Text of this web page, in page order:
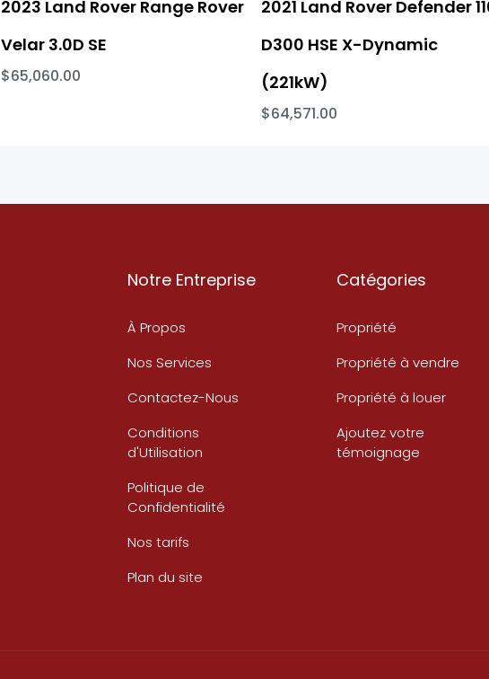
2023 Land Rover Range Rover
Velar 3.0D SE
$65,060.00
2021 Land Rover Defender
D300 HSE X-Dynamic
(221kW)
$64,571.00
Notre Entreprise
À Propos
Nos Services
Contactez-Nous
Conditions
d'Utilisation
Politique de
Confidentialité
Nos tarifs
Plan du site
Catégories
Propriété
Propriété à vendre
Propriété à louer
Ajoutez votre
témoignage